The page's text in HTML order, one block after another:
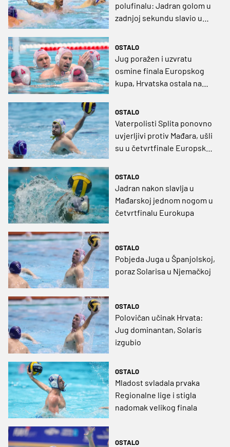
polufinalu: Jadran golom u
zadnjoj sekundu slavio u
OSTALO
Jug poražen i uzvratu
osmine finala Europskog
kupa, Hrvatska ostala na
OSTALO
Vaterpolisti Splita ponovno
uvjerljivi protiv Mađara, ušli
su u četvrtfinale Europskog
OSTALO
Jadran nakon slavlja u
Mađarskoj jednom nogom u
četvrtfinalu Eurokupa
OSTALO
Pobjeda Juga u Španjolskoj,
poraz Solarisa u Njemačkoj
OSTALO
Polovičan učinak Hrvata:
Jug dominantan, Solaris
izgubio
OSTALO
Mladost svladala prvaka
Regionalne lige i stigla
nadomak velikog finala
OSTALO